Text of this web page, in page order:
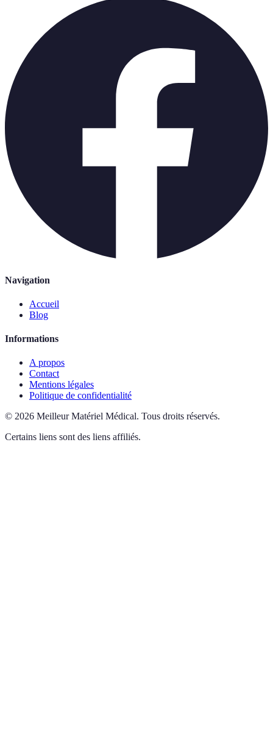
Navigation
Accueil
Blog
Informations
A propos
Contact
Mentions légales
Politique de confidentialité
© 2026 Meilleur Matériel Médical. Tous droits réservés.
Certains liens sont des liens affiliés.